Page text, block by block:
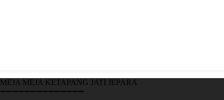
MEJA MEJA KETAPANG JATI JEPARA
➖➖➖➖➖➖➖➖➖➖➖➖➖➖